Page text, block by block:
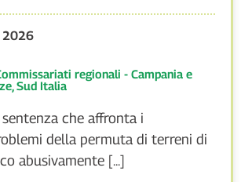
2026
regionali - Campania e
, Sud Italia
che affronta i
della permuta di terreni di
abusivamente [...]